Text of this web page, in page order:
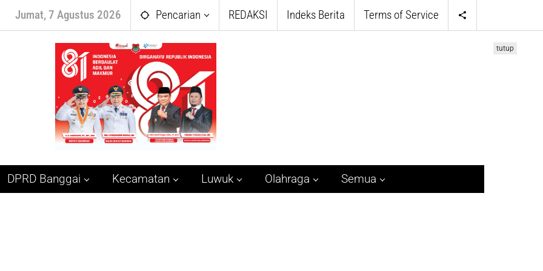
Jumat, 7 Agustus 2026 Pencarian REDAKSI Indeks Berita Terms of Service
DPRD Banggai Kecamatan Luwuk Olahraga Semua
tutup